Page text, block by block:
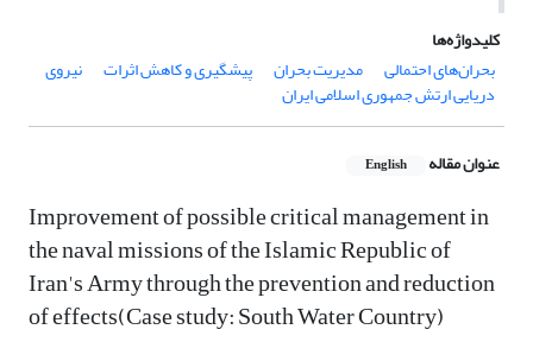
کلیدواژه‌ها
بحران‌های احتمالی
مدیریت بحران پیشگیری و کاهش اثرات نیروی
دریایی ارتش جمهوری اسلامی ایران
عنوان مقاله English
Improvement of possible critical management in
the naval missions of the Islamic Republic of
Iran's Army through the prevention and reduction
of effects(Case study: South Water Country)